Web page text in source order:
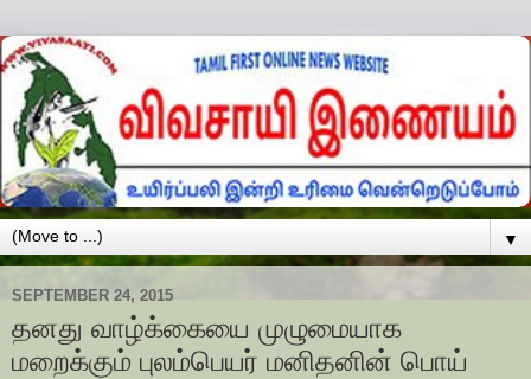
▼
SEPTEMBER 24, 2015
தனது வாழ்க்கையை முழுமையாக
மறைக்கும் புலம்பெயர் மனிதனின் பொய்